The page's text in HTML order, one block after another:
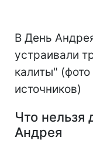
В День
устраивали
калиты"
источников)
Что нельзя
Андрея